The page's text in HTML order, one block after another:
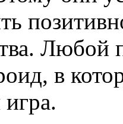
Любой
в
игра.